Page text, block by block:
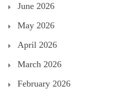
June 2026
May 2026
April 2026
March 2026
February 2026